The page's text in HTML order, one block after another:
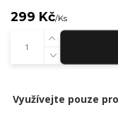
299 Kč/Ks
Využívejte pouze